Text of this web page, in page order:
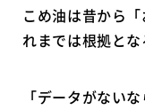
こめ油は昔から
れまでは根拠とな
「データがない